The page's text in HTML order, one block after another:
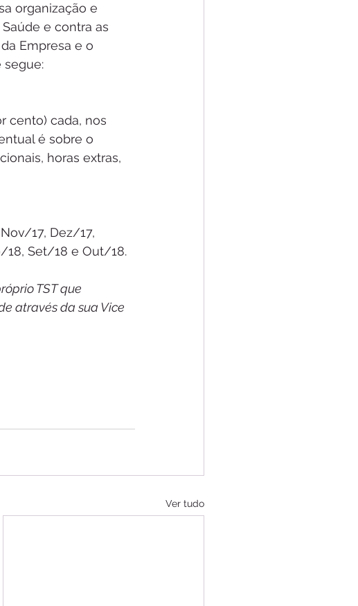
organização e
e contra as
Empresa e o
segue:
cento) cada, nos
é sobre o
horas extras,
17, Dez/17,
18, Set/18 e Out/18.
TST que
através da sua Vice
Ver tudo